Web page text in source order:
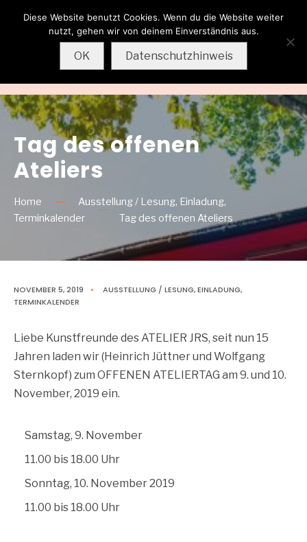
Wolfgang
Sternkopf
Tag des offenen
Ateliers
Home Ausstellung / Lesung, Einladung,
Terminkalender
Tag des offenen Ateliers
NOVEMBER 5, 2019 • AUSSTELLUNG / LESUNG,EINLADUNG,
TERMINKALENDER
Liebe Kunstfreunde des ATELIER JRS, seit nun 15
Jahren laden wir (Heinrich Jüttner und Wolfgang
Sternkopf) zum OFFENEN ATELIERTAG am 9. und 10.
November, 2019 ein.
Samstag, 9. November
11.00 bis 18.00 Uhr
Sonntag, 10. November 2019
11.00 bis 18.00 Uhr
Diese Website benutzt Cookies. Wenn du die Website weiter
nutzt, gehen wir von deinem Einverständnis aus.
OK Datenschutzhinweis